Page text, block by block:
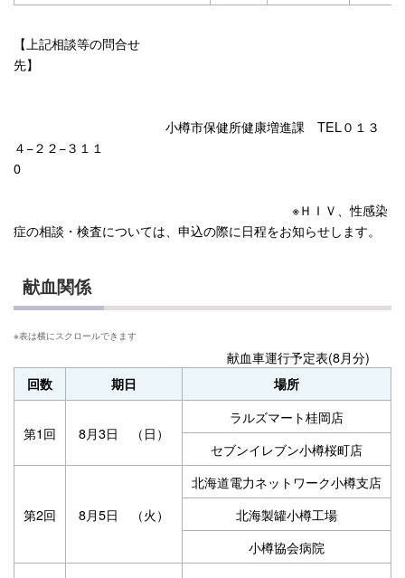
【上記相談等の問合せ
先】
小樽市保健所健康増進課 TEL０１３
４−２２−３１１
0
※ＨＩＶ、性感染
症の相談・検査については、申込の際に日程をお知らせします。
献血関係
献血車運行予定表(8月分)
回数 期日 場所
第1回 8月3日 （日）
ラルズマート桂岡店
セブンイレブン小樽桜町店
第2回 8月5日 （火）
北海道電力ネットワーク小樽支店
北海製罐小樽工場
小樽協会病院